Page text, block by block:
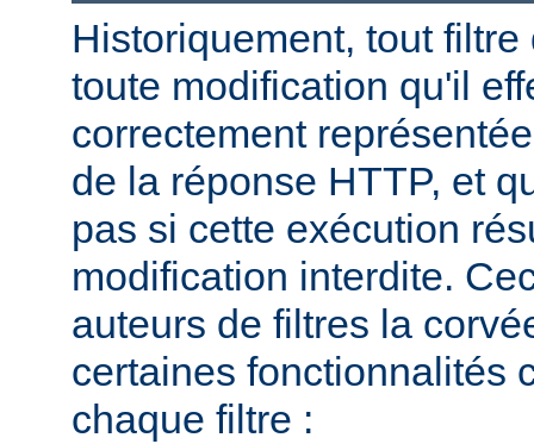
Historiquement, tout
toute modification qu'il
correctement
de la réponse HTTP, et
pas si cette exécution
modification interdite.
auteurs de filtres la
certaines fonctionnalités
chaque filtre :